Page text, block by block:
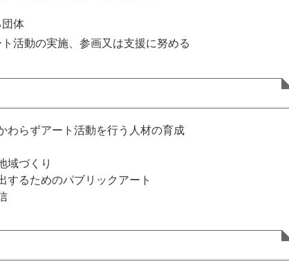
体
活動の実施、参画又は支援に努める
わらずアート活動を行う人材の育成
域づくり
するためのパブリックアート